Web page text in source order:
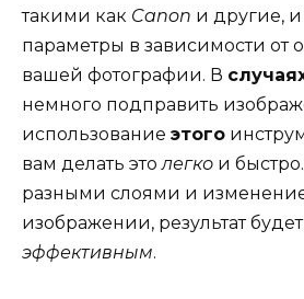
такими как Canon и другие, и
параметры в зависимости от
вашей фотографии. В
немного подправить
использование этого
вам делать это легко и
разными слоями и
изображении, результат
эффективным.